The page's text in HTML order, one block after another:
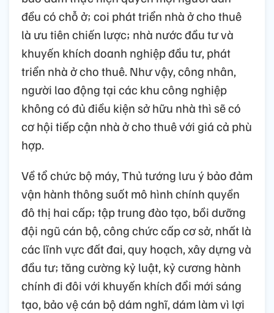
đều có chỗ ở; coi phát triển nhà ở cho thuê
là ưu tiên chiến lược; nhà nước đầu tư và
khuyến khích doanh nghiệp đầu tư, phát
triển nhà ở cho thuê. Như vậy, công nhân,
người lao động tại các khu công nghiệp
không có đủ điều kiện sở hữu nhà thì sẽ có
cơ hội tiếp cận nhà ở cho thuê với giá cả phù
hợp.
Về tổ chức bộ máy, Thủ tướng lưu ý bảo đảm
vận hành thông suốt mô hình chính quyền
đô thị hai cấp; tập trung đào tạo, bồi dưỡng
đội ngũ cán bộ, công chức cấp cơ sở, nhất là
các lĩnh vực đất đai, quy hoạch, xây dựng và
đầu tư; tăng cường kỷ luật, kỷ cương hành
chính đi đôi với khuyến khích đổi mới sáng
tạo, bảo vệ cán bộ dám nghĩ, dám làm vì lợi